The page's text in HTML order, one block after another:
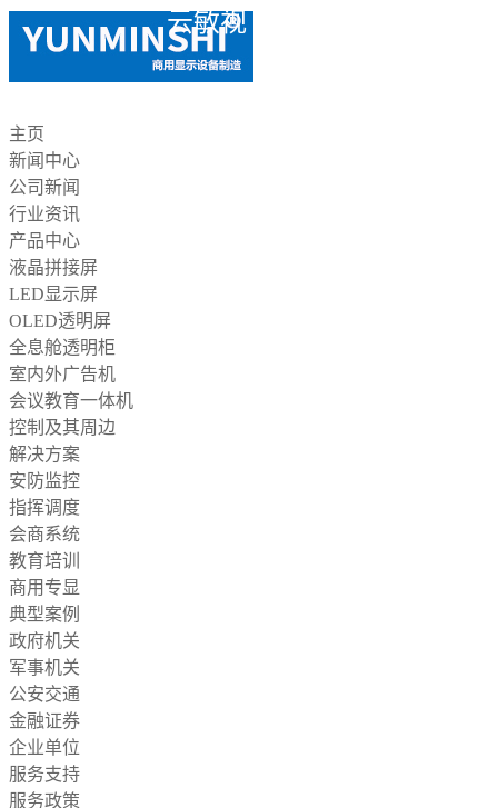
主页
新闻中心
公司新闻
行业资讯
产品中心
液晶拼接屏
LED显示屏
OLED透明屏
全息舱透明柜
室内外广告机
会议教育一体机
控制及其周边
解决方案
安防监控
指挥调度
会商系统
教育培训
商用专显
典型案例
政府机关
军事机关
公安交通
金融证券
企业单位
服务支持
服务政策
云敏视